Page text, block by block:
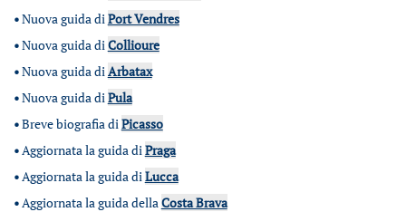
•Nuova guida diPort Vendres
•Nuova guida diCollioure
•Nuova guida diArbatax
•Nuova guida diPula
•Breve biografia diPicasso
•Aggiornata la guida diPraga
•Aggiornata la guida diLucca
•Aggiornata la guida dellaCosta Brava